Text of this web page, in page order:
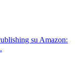
su Amazon: